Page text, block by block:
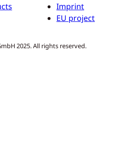
Imprint
EU project
2025. All rights reserved.